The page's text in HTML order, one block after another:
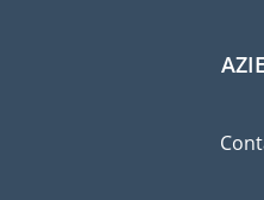
Eliminare il rischio non è